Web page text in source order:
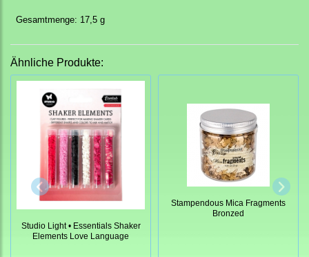
Gesamtmenge: 17,5 g
Ähnliche Produkte:
Studio Light • Essentials Shaker
Elements Love Language
Stampendous Mica Fragments
Bronzed